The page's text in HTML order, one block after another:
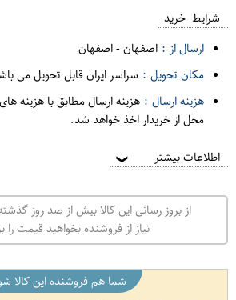
شرایط خرید
ارسال از : اصفهان-اصفهان
مکان تحویل : سراسر ایران قابل تحویل می
هزینه ارسال : هزینه ارسال مطابق با هزینه
محل از خریدار اخذ خواهد شد.
اطلاعات بیشتر ❯
از بروز رسانی این کالا بیش از صد روز
نیاز از فروشنده بخواهید قیمت را
شما هم فروشنده این کالا